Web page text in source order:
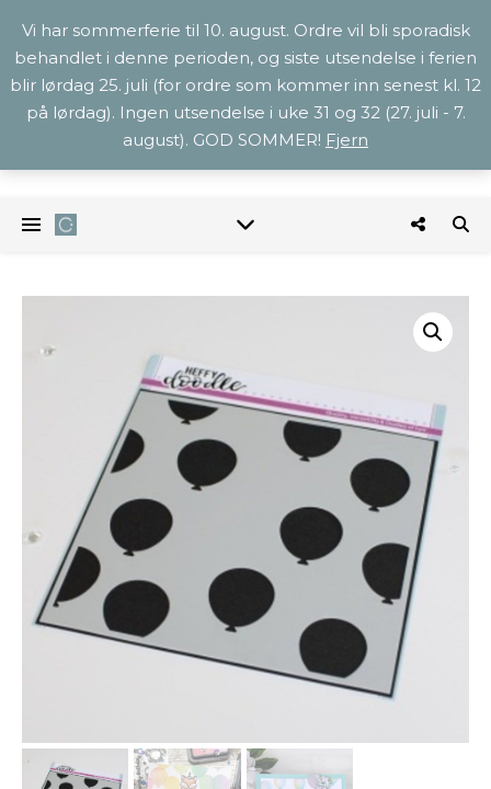
Vi har sommerferie til 10. august. Ordre vil bli sporadisk
behandlet i denne perioden, og siste utsendelse i ferien
blir lørdag 25. juli (for ordre som kommer inn senest kl. 12
på lørdag). Ingen utsendelse i uke 31 og 32 (27. juli - 7.
august). GOD SOMMER! Fjern